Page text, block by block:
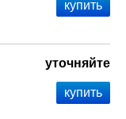
уточняйте